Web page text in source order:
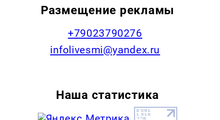
Размещение рекламы
+79023790276
infolivesmi@yandex.ru
Наша статистика